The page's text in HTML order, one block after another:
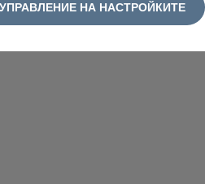
УПРАВЛЕНИЕ НА НАСТРОЙКИТЕ